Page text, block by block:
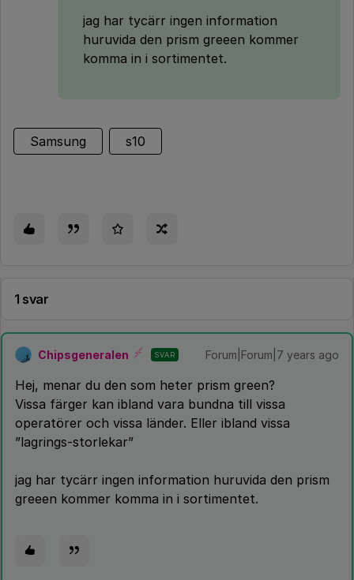
jag har tycärr ingen information
huruvida den prism greeen kommer
komma in i sortimentet.
Samsung s10
1 svar
Chipsgeneralen SVAR Forum|Forum|7 years ago
Hej, menar du den som heter prism green?
Vissa färger kan ibland vara bundna till vissa
operatörer och vissa länder. Eller ibland vissa
”lagrings-storlekar”
jag har tycärr ingen information huruvida den prism
greeen kommer komma in i sortimentet.